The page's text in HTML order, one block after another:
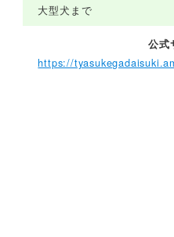
大型犬まで
公式
https://